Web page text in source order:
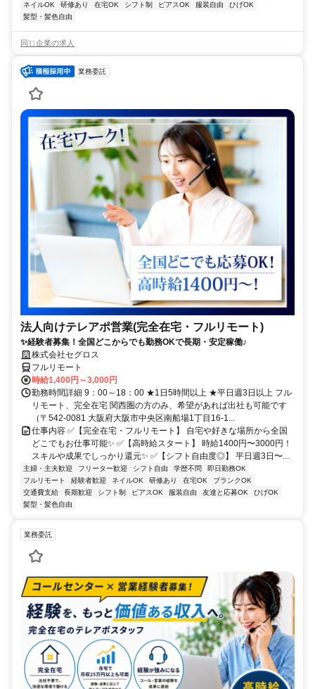
ネイルOK
研修あり 在宅OK シフト制 ピアスOK 服装自由
ひげOK
髪型・髪色自由
同じ企業の求人
業務委託
法人向けテレアポ営業(完全在宅・フルリモート)
✨経験者募集！全国どこからでも勤務OKで長期・安定稼働♪
株式会社セグロス
フルリモート
時給1,400円～3,000円
勤務時間詳細 9：00～18：00 ★1日5時間以上 ★平日週3日以上 フル
リモート、完全在宅 関西圏の方のみ、希望があれば出社も可能です
（〒542-0081 大阪府大阪市中央区南船場1丁目16-1...
仕事内容 ✅【完全在宅・フルリモート】 自宅や好きな場所から全国
どこでもお仕事可能✨ ✅【高時給スタート】 時給1400円〜3000円！
スキルや成果でしっかり還元✨ ✅【シフト自由度◎】 平日週3日〜...
主婦・主夫歓迎 フリーター歓迎 シフト自由 学歴不問
即日勤務OK
フルリモート
経験者歓迎 ネイルOK 研修あり 在宅OK
ブランクOK
交通費支給
長期歓迎 シフト制 ピアスOK 服装自由 友達と応募OK
ひげOK
髪型・髪色自由
業務委託